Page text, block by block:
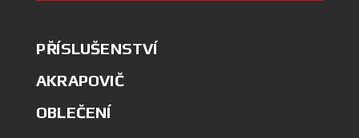
PŘÍSLUŠENSTVÍ
AKRAPOVIČ
OBLEČENÍ